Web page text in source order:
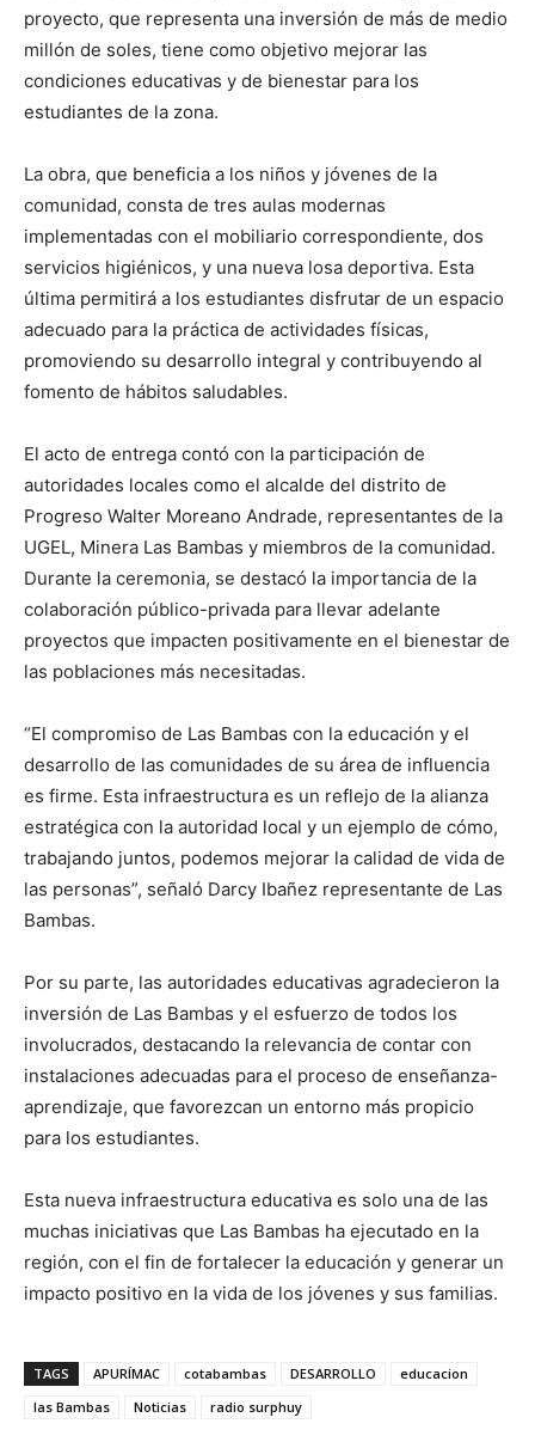
proyecto, que representa una inversión de más de medio
millón de soles, tiene como objetivo mejorar las
condiciones educativas y de bienestar para los
estudiantes de la zona.
La obra, que beneficia a los niños y jóvenes de la
comunidad, consta de tres aulas modernas
implementadas con el mobiliario correspondiente, dos
servicios higiénicos, y una nueva losa deportiva. Esta
última permitirá a los estudiantes disfrutar de un espacio
adecuado para la práctica de actividades físicas,
promoviendo su desarrollo integral y contribuyendo al
fomento de hábitos saludables.
El acto de entrega contó con la participación de
autoridades locales como el alcalde del distrito de
Progreso Walter Moreano Andrade, representantes de la
UGEL, Minera Las Bambas y miembros de la comunidad.
Durante la ceremonia, se destacó la importancia de la
colaboración público-privada para llevar adelante
proyectos que impacten positivamente en el bienestar de
las poblaciones más necesitadas.
“El compromiso de Las Bambas con la educación y el
desarrollo de las comunidades de su área de influencia
es firme. Esta infraestructura es un reflejo de la alianza
estratégica con la autoridad local y un ejemplo de cómo,
trabajando juntos, podemos mejorar la calidad de vida de
las personas”, señaló Darcy Ibañez representante de Las
Bambas.
Por su parte, las autoridades educativas agradecieron la
inversión de Las Bambas y el esfuerzo de todos los
involucrados, destacando la relevancia de contar con
instalaciones adecuadas para el proceso de enseñanza-
aprendizaje, que favorezcan un entorno más propicio
para los estudiantes.
Esta nueva infraestructura educativa es solo una de las
muchas iniciativas que Las Bambas ha ejecutado en la
región, con el fin de fortalecer la educación y generar un
impacto positivo en la vida de los jóvenes y sus familias.
TAGS APURÍMAC cotabambas DESARROLLO
educacion
las Bambas
Noticias radio surphuy